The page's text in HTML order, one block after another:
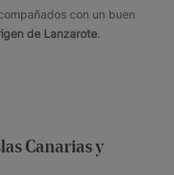
con un buen
de Lanzarote.
Canarias y